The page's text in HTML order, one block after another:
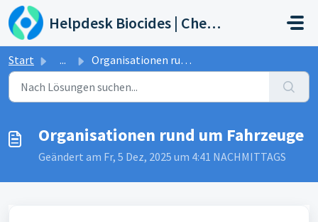
Zum hauptsächlichen Inhalt gehen
Helpdesk Biocides | Chemicals | Products
Start ... Organisationen rund um Fahrzeuge
Organisationen rund um Fahrzeuge
Geändert am Fr, 5 Dez, 2025 um 4:41 NACHMITTAGS